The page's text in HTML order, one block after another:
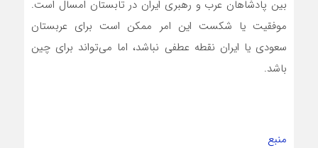
بین پادشاهان عرب و رهبری ایران در تابستان امسال است.
موفقیت یا شکست این امر ممکن است برای عربستان
سعودی یا ایران نقطه عطفی نباشد، اما می‌تواند برای چین
باشد.
منبع